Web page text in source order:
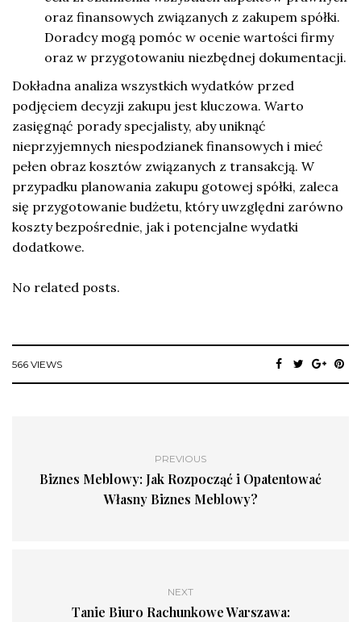
oraz finansowych związanych z zakupem spółki.
Doradcy mogą pomóc w ocenie wartości firmy
oraz w przygotowaniu niezbędnej dokumentacji.
Dokładna analiza wszystkich wydatków przed
podjęciem decyzji zakupu jest kluczowa. Warto
zasięgnąć porady specjalisty, aby uniknąć
nieprzyjemnych niespodzianek finansowych i mieć
pełen obraz kosztów związanych z transakcją. W
przypadku planowania zakupu gotowej spółki, zaleca
się przygotowanie budżetu, który uwzględni zarówno
koszty bezpośrednie, jak i potencjalne wydatki
dodatkowe.
No related posts.
566 VIEWS
PREVIOUS
Biznes Meblowy: Jak Rozpocząć i Opatentować
Własny Biznes Meblowy?
NEXT
Tanie Biuro Rachunkowe Warszawa: